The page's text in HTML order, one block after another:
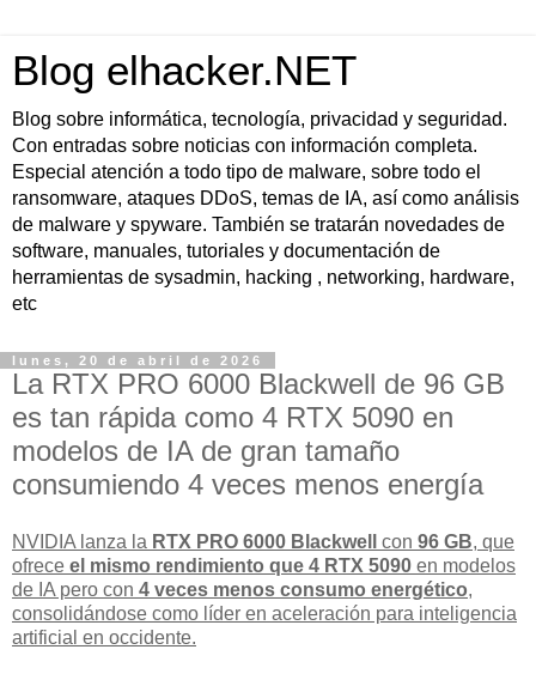
Blog elhacker.NET
Blog sobre informática, tecnología, privacidad y seguridad.
Con entradas sobre noticias con información completa.
Especial atención a todo tipo de malware, sobre todo el
ransomware, ataques DDoS, temas de IA, así como análisis
de malware y spyware. También se tratarán novedades de
software, manuales, tutoriales y documentación de
herramientas de sysadmin, hacking , networking, hardware,
etc
lunes, 20 de abril de 2026
La RTX PRO 6000 Blackwell de 96 GB
es tan rápida como 4 RTX 5090 en
modelos de IA de gran tamaño
consumiendo 4 veces menos energía
NVIDIA lanza la RTX PRO 6000 Blackwell con 96 GB, que
ofrece el mismo rendimiento que 4 RTX 5090 en modelos
de IA pero con 4 veces menos consumo energético,
consolidándose como líder en aceleración para inteligencia
artificial en occidente.